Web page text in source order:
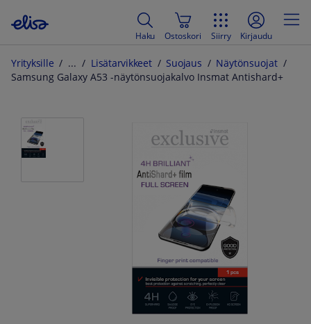
Haku Ostoskori Siirry Kirjaudu
Yrityksille Lisätarvikkeet Suojaus
Näytönsuojat
Samsung Galaxy A53 -näytönsuojakalvo Insmat Antishard+